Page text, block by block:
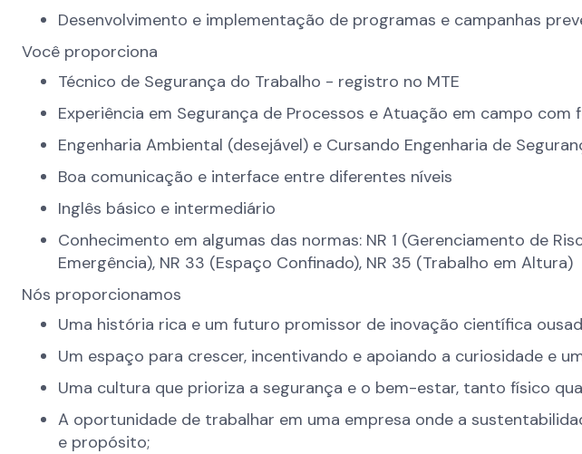
Desenvolvimento e implementação de programas e campanhas
Você proporciona
Técnico de Segurança do Trabalho - registro no MTE
Experiência em Segurança de Processos e Atuação em campo
Engenharia Ambiental (desejável) e Cursando Engenharia de
Boa comunicação e interface entre diferentes níveis
Inglês básico e intermediário
Conhecimento em algumas das normas: NR 1 (Gerenciamento de
Emergência), NR 33 (Espaço Confinado), NR 35 (Trabalho em Altura)
Nós proporcionamos
Uma história rica e um futuro promissor de inovação científica
Um espaço para crescer, incentivando e apoiando a curiosidade e
Uma cultura que prioriza a segurança e o bem-estar, tanto físico
A oportunidade de trabalhar em uma empresa onde a
e propósito;